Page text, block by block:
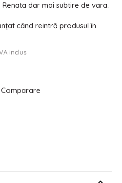
dar mai subtire de vara.
când reintră produsul în
inclus
Comparare